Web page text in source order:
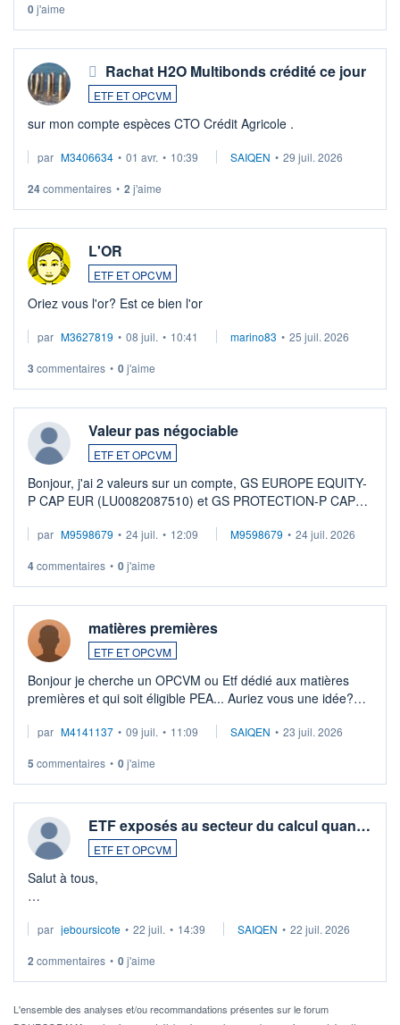
0j'aime
Rachat H2O Multibonds crédité ce jour
ETF ET OPCVM
sur mon compte espèces CTO Crédit Agricole .
par M3406634 • 01 avr. • 10:39 SAIQEN • 29 juil. 2026
24commentaires • 2 j'aime
L'OR
ETF ET OPCVM
Oriez vous l'or? Est ce bien l'or
par M3627819 • 08 juil. • 10:41 marino83 • 25 juil. 2026
3 commentaires • 0j'aime
Valeur pas négociable
ETF ET OPCVM
Bonjour, j'ai 2 valeurs sur un compte, GS EUROPE EQUITY-
P CAP EUR (LU0082087510) et GS PROTECTION-P CAP
veux procéder à la vente, on me signale ...
par M9598679 • 24 juil. • 12:09 M9598679 • 24 juil. 2026
4commentaires • 0j'aime
matières premières
ETF ET OPCVM
Bonjour je cherche un OPCVM ou Etf dédié aux matières
premières et qui soit éligible PEA... Auriez vous une idée?
par M4141137 • 09 juil. • 11:09 SAIQEN • 23 juil. 2026
5 commentaires • 0j'aime
ETF exposés au secteur du calcul quan…
ETF ET OPCVM
Salut à tous,
via un ETF plutôt que des actions individuelles.
Idéalement, je voudrais qu'il soit éligible au PEA.
Pour l' ...
par jeboursicote • 22 juil. • 14:39 SAIQEN • 22 juil. 2026
2 commentaires • 0j'aime
L'ensemble des analyses et/ou recommandations présentes sur le forum